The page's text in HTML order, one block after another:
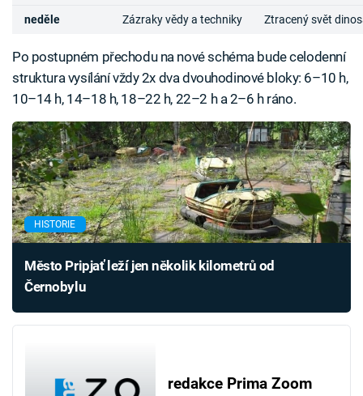
neděle Zázraky vědy a techniky Ztracený svět
Po postupném přechodu na nové schéma bude celodenní
struktura vysílání vždy 2x dva dvouhodinové bloky: 6–10 h,
10–14 h, 14–18 h, 18–22 h, 22–2 h a 2–6 h ráno.
HISTORIE
Město Pripjať leží jen několik kilometrů od
Černobylu
redakce Prima Zoom